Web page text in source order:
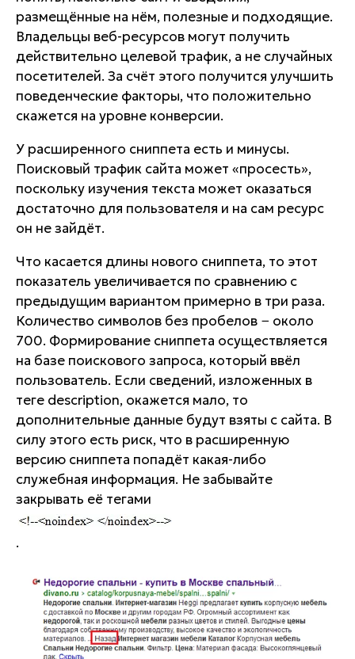
размещённые на нём, полезные и подходящие.
Владельцы веб-ресурсов могут получить
действительно целевой трафик, а не случайных
посетителей. За счёт этого получится улучшить
поведенческие факторы, что положительно
скажется на уровне конверсии.
У расширенного сниппета есть и минусы.
Поисковый трафик сайта может «просесть»,
поскольку изучения текста может оказаться
достаточно для пользователя и на сам ресурс
он не зайдёт.
Что касается длины нового сниппета, то этот
показатель увеличивается по сравнению с
предыдущим вариантом примерно в три раза.
Количество символов без пробелов − около
700. Формирование сниппета осуществляется
на базе поискового запроса, который ввёл
пользователь. Если сведений, изложенных в
теге description, окажется мало, то
дополнительные данные будут взяты с сайта. В
силу этого есть риск, что в расширенную
версию сниппета попадёт какая-либо
служебная информация. Не забывайте
закрывать её тегами
.